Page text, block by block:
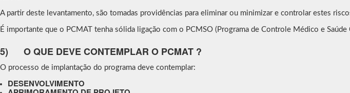
A partir deste levantamento, são tomadas providências para eliminar ou minimizar e controlar estes
É importante que o PCMAT tenha sólida ligação com o PCMSO (Programa de Controle Médico e
5) O QUE DEVE CONTEMPLAR O PCMAT ?
O processo de implantação do programa deve contemplar:
DESENVOLVIMENTO